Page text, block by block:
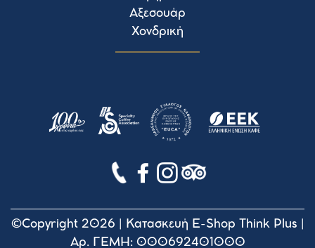
Αξεσουάρ
Χονδρική
©Copyright 2026 | Κατασκευή E-Shop Think Plus
Αρ. ΓΕΜΗ: 000692401000